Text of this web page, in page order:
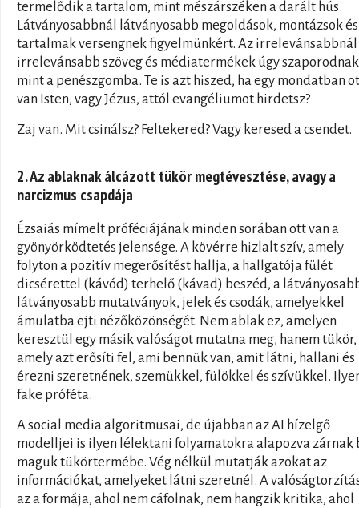
termelődik a tartalom, mint mészárszéken a darált hús.
Látványosabbnál látványosabb megoldások, montázsok és
tartalmak versengnek figyelmünkért. Az irrelevánsabbnál
irrelevánsabb szöveg és médiatermékek úgy
mint a penészgomba. Te is azt hiszed, ha egy mondatban
van Isten, vagy Jézus, attól evangéliumot hirdetsz?
Zaj van. Mit csinálsz? Feltekered? Vagy keresed a csendet.
2. Az ablaknak álcázott tükör megtévesztése, avagy a
narcizmus csapdája
Ézsaiás mímelt próféciájának minden sorában ott van a
gyönyörködtetés jelensége. A kövérre hizlalt szív, amely
folyton a pozitív megerősítést hallja, a hallgatója fülét
dicsérettel (kávód) terhelő (kávad) beszéd, a
látványosabb mutatványok, jelek és csodák, amelyekkel
ámulatba ejti nézőközönségét. Nem ablak ez, amelyen
keresztül egy másik valóságot mutatna meg, hanem tükör,
amely azt erősíti fel, ami bennük van, amit látni, hallani és
érezni szeretnének, szemükkel, fülökkel és szívükkel.
fake próféta.
A social media algoritmusai, de újabban az AI hízelgő
modelljei is ilyen lélektani folyamatokra alapozva zárnak
maguk tükörtermébe. Vég nélkül mutatják azokat az
információkat, amelyeket látni szeretnél. A
az a formája, ahol nem cáfolnak, nem hangzik kritika, ahol